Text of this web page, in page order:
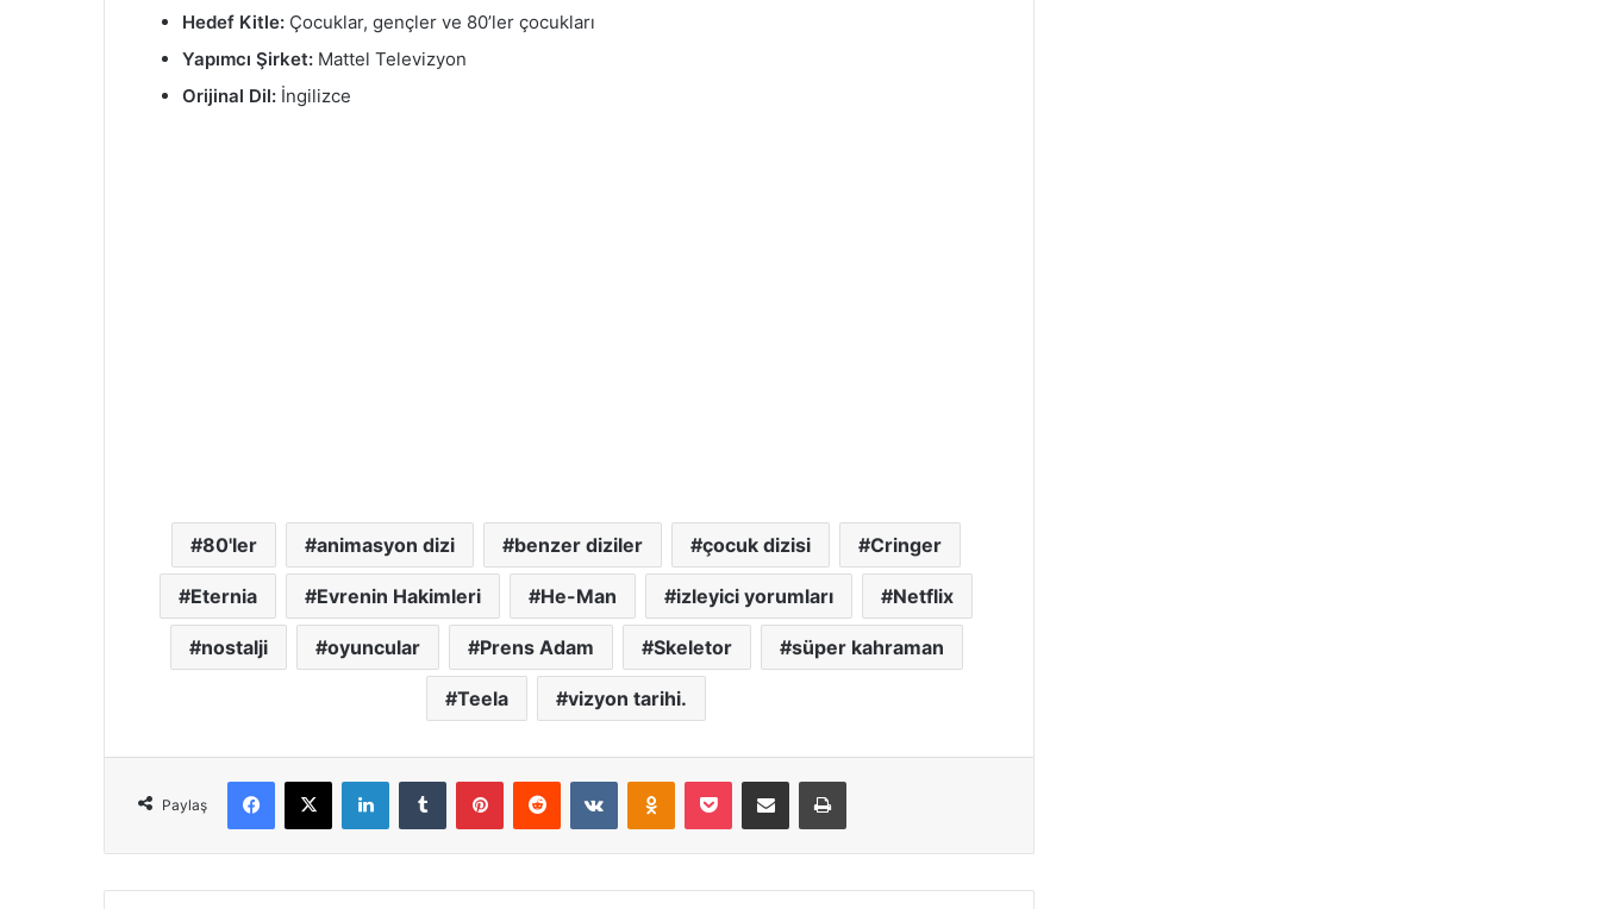
Hedef Kitle: Çocuklar, gençler ve 80’ler çocukları
Yapımcı Şirket: Mattel Televizyon
Orijinal Dil: İngilizce
80'ler animasyon dizi benzer diziler çocuk dizisi Cringer
Eternia Evrenin Hakimleri He-Man izleyici yorumları Netflix
nostalji oyuncular Prens Adam Skeletor süper kahraman
Teela vizyon tarihi.
Paylaş
Facebook
X LinkedInTumblr PinterestReddit VKontakteOdnoklassniki
Pocket E-Posta ile paylaş Yazdır